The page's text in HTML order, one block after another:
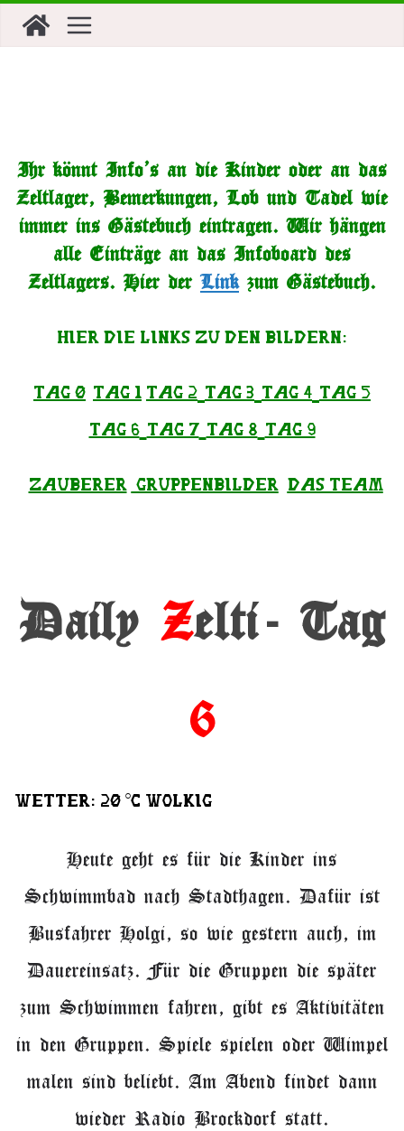
Inhalt
Ihr könnt Info’s an die Kinder oder an das
Zeltlager, Bemerkungen, Lob und Tadel wie
immer ins Gästebuch eintragen. Wir hängen
alle Einträge an das Infoboard des
Zeltlagers. Hier derLinkzum Gästebuch.
Hier die Links zu den Bildern:
Tag 0 Tag 1 Tag 2 Tag 3 Tag 4 Tag 5
Tag 6 Tag 7 Tag 8 Tag 9
Zauberer Gruppenbilder Das Team
Daily Zelti- Tag
6
Wetter: 20 °C Wolkig
Heute geht es für die Kinder ins
Schwimmbad nach Stadthagen. Dafür ist
Busfahrer Holgi, so wie gestern auch, im
Dauereinsatz. Für die Gruppen die später
zum Schwimmen fahren, gibt es Aktivitäten
in den Gruppen. Spiele spielen oder Wimpel
malen sind beliebt. Am Abend findet dann
wieder Radio Brockdorf statt.